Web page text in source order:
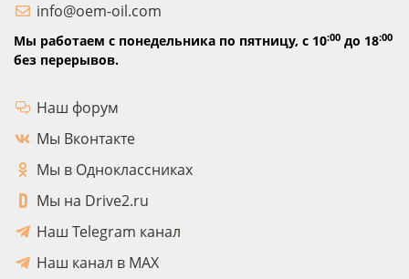
info@oem-oil.com
Мы работаем с понедельника по пятницу, с 10:00 до 18:00
без перерывов.
Наш форум
Мы Вконтакте
Мы в Одноклассниках
Мы на Drive2.ru
Наш Telegram канал
Наш канал в MAX